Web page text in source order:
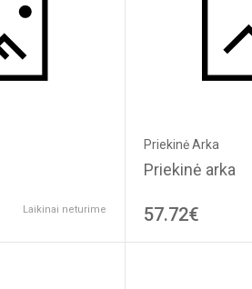
Laikinai neturime
Priekinė Arka
Priekinė arka
57.72€